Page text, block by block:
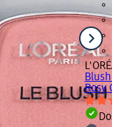
L'ORÉAL
Blush
Rosy